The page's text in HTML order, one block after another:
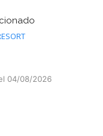
04/08/2026